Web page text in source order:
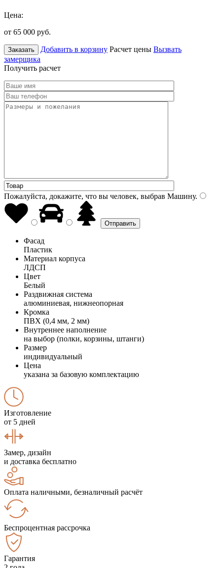
Цена:
от 65 000 руб.
Заказать Добавить в корзину Расчет цены Вызвать
замерщика
Получить расчет
Пожалуйста, докажите, что вы человек, выбрав Машину.
Фасад
Пластик
Материал корпуса
ЛДСП
Цвет
Белый
Раздвижная система
алюминиевая, нижнеопорная
Кромка
ПВХ (0,4 мм, 2 мм)
Внутреннее наполнение
на выбор (полки, корзины, штанги)
Размер
индивидуальный
Цена
указана за базовую комплектацию
Изготовление
от 5 дней
Замер, дизайн
и доставка бесплатно
Оплата наличными, безналичный расчёт
Беспроцентная рассрочка
Гарантия